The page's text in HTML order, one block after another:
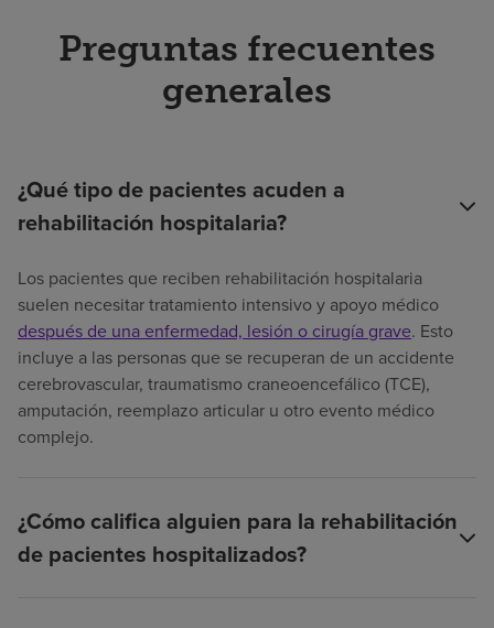
Preguntas frecuentes
generales
¿Qué tipo de pacientes acuden a
rehabilitación hospitalaria?
Los pacientes que reciben rehabilitación hospitalaria
suelen necesitar tratamiento intensivo y apoyo médico
después de una enfermedad, lesión o cirugía grave. Esto
incluye a las personas que se recuperan de un accidente
cerebrovascular, traumatismo craneoencefálico (TCE),
amputación, reemplazo articular u otro evento médico
complejo.
¿Cómo califica alguien para la rehabilitación
de pacientes hospitalizados?